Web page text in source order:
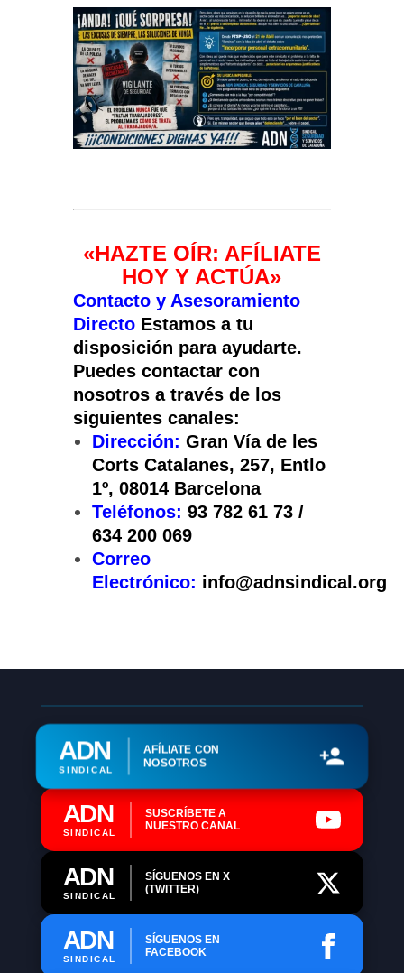
«HAZTE OÍR: AFÍLIATE
HOY Y ACTÚA»
Contacto y Asesoramiento
Directo Estamos a tu
disposición para ayudarte.
Puedes contactar con
nosotros a través de los
siguientes canales:
Dirección: Gran Vía de les
Corts Catalanes, 257, Entlo
1º, 08014 Barcelona
Teléfonos: 93 782 61 73 /
634 200 069
Correo
Electrónico: info@adnsindical.org
ADN
SINDICAL
AFÍLIATE CON
NOSOTROS
ADN
SINDICAL
SUSCRÍBETE A
NUESTRO CANAL
ADN
SINDICAL
SÍGUENOS EN X
(TWITTER)
ADN
SINDICAL
SÍGUENOS EN
FACEBOOK